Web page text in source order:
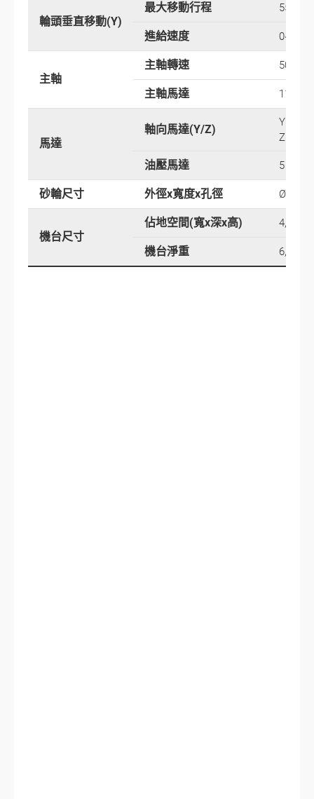
輪頭垂直移動(Y)
最大移動行程 550
進給速度 0~675
主軸
主軸轉速
主軸馬達 11 kW
馬達
軸向馬達(Y/Z)
Y: AC
Z: AC
油壓馬達 5 HP /
砂輪尺寸 外徑x寬度x孔徑 Ø405 x
機台尺寸
佔地空間(寬x深x高) 4,950
機台淨重 6,400